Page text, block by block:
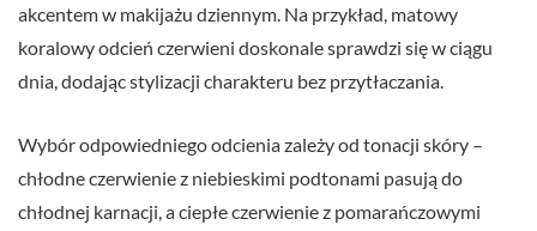
akcentem w makijażu dziennym. Na przykład, matowy
koralowy odcień czerwieni doskonale sprawdzi się w ciągu
dnia, dodając stylizacji charakteru bez przytłaczania.
Wybór odpowiedniego odcienia zależy od tonacji skóry –
chłodne czerwienie z niebieskimi podtonami pasują do
chłodnej karnacji, a ciepłe czerwienie z pomarańczowymi